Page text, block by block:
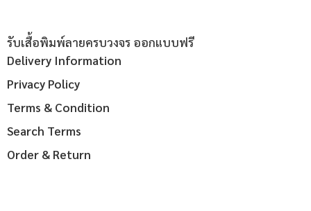
รับเสื้อพิมพ์ลายครบวงจร ออกแบบฟรี
Delivery Information
Privacy Policy
Terms & Condition
Search Terms
Order & Return